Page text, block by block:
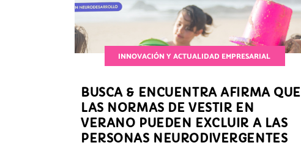
INNOVACIÓN Y ACTUALIDAD EMPRESARIAL
BUSCA & ENCUENTRA AFIRMA QUE
LAS NORMAS DE VESTIR EN
VERANO PUEDEN EXCLUIR A LAS
PERSONAS NEURODIVERGENTES